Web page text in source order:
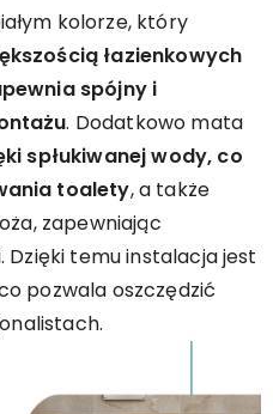
kolorze, który
łazienkowych
spójny i
. Dodatkowo mata
spłukiwanej wody, co
toalety, a także
zapewniając
temu instalacja jest
pozwala oszczędzić